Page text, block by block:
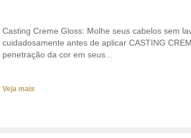
Casting Creme Gloss: Molhe seus cabelos sem
cuidadosamente antes de aplicar CASTING
penetração da cor em seus...
Veja mais